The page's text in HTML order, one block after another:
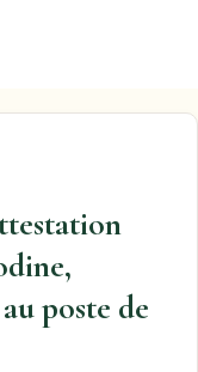
poste de